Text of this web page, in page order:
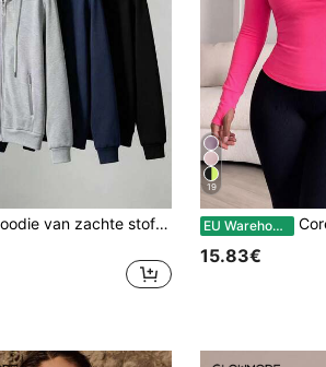
Dames hoodie van zachte stof in effen kleur met volledige ritssluiting, zijzakken, elastische manchetten, losse casual sportieve streetwear jas, streetstyle losse fit trainingsbroek, geschikt voor dagelijks gebruik, sport, fitness, buitenactiviteiten, perfect vakantiecadeau voor vriendin, geliefde, moeder
19
EU Warehouse Core Rhythm
15.83€